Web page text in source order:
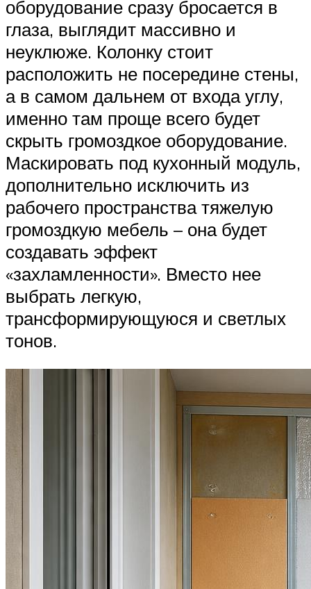
оборудование сразу бросается в
глаза, выглядит массивно и
неуклюже. Колонку стоит
расположить не посередине стены,
а в самом дальнем от входа углу,
именно там проще всего будет
скрыть громоздкое оборудование.
Маскировать под кухонный модуль,
дополнительно исключить из
рабочего пространства тяжелую
громоздкую мебель – она будет
создавать эффект
«захламленности». Вместо нее
выбрать легкую,
трансформирующуюся и светлых
тонов.